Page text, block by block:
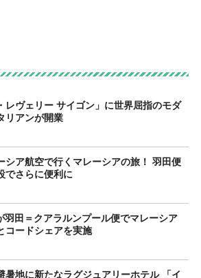
レヴェリー サイゴン」に世界屈指のモダ
リアンが開業
シア航空で行くマレーシアの旅！ 羽田便
でさらに便利に
羽田＝クアラルンプール便でマレーシア
コードシェアを実施
暑地に新たなラグジュアリーホテル 「イ